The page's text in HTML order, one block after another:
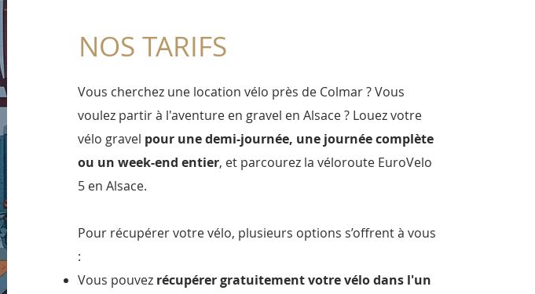
NOS TARIFS
Vous cherchez une location vélo près de Colmar ? Vous
voulez partir à l'aventure en gravel en Alsace ? Louez votre
vélo gravel pour une demi-journée, une journée complète
ou un week-end entier, et parcourez la véloroute EuroVelo
5 en Alsace.
Pour récupérer votre vélo, plusieurs options s’offrent à vous
:
Vous pouvez récupérer gratuitement votre vélo dans l'un